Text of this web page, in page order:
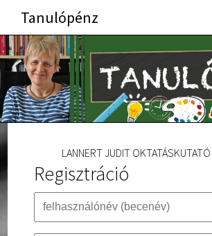
LANNERT JUDIT
Tanulópénz
Regisztráció